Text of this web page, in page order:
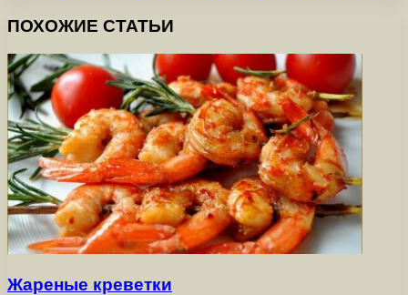
ПОХОЖИЕ СТАТЬИ
Жареные креветки